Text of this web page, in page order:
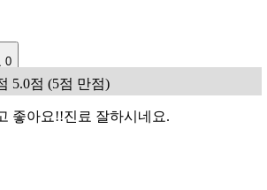
0
5.0점 (5점 만점)
좋아요!!진료 잘하시네요.